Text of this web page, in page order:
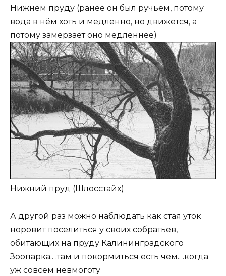
Нижнем пруду (ранее он был ручьем, потому
вода в нём хоть и медленно, но движется, а
потому замерзает оно медленнее)
Нижний пруд (Шлосстайх)
А другой раз можно наблюдать как стая уток
норовит поселиться у своих собратьев,
обитающих на пруду Калининградского
Зоопарка.. .там и покормиться есть чем.. .когда
уж совсем невмоготу